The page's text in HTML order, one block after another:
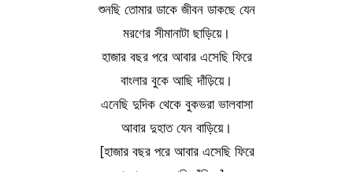
শুনছি তোমার ডাকে জীবন ডাকছে যেন
মরণের সীমানাটা ছাড়িয়ে।
হাজার বছর পরে আবার এসেছি ফিরে
বাংলার বুকে আছি দাঁড়িয়ে।
এনেছি দুদিক থেকে বুকভরা ভালবাসা
আবার দুহাত যেন বাড়িয়ে।
[হাজার বছর পরে আবার এসেছি ফিরে